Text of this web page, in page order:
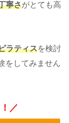
寧さがとても高
ラティスを検討
をしてみません
／